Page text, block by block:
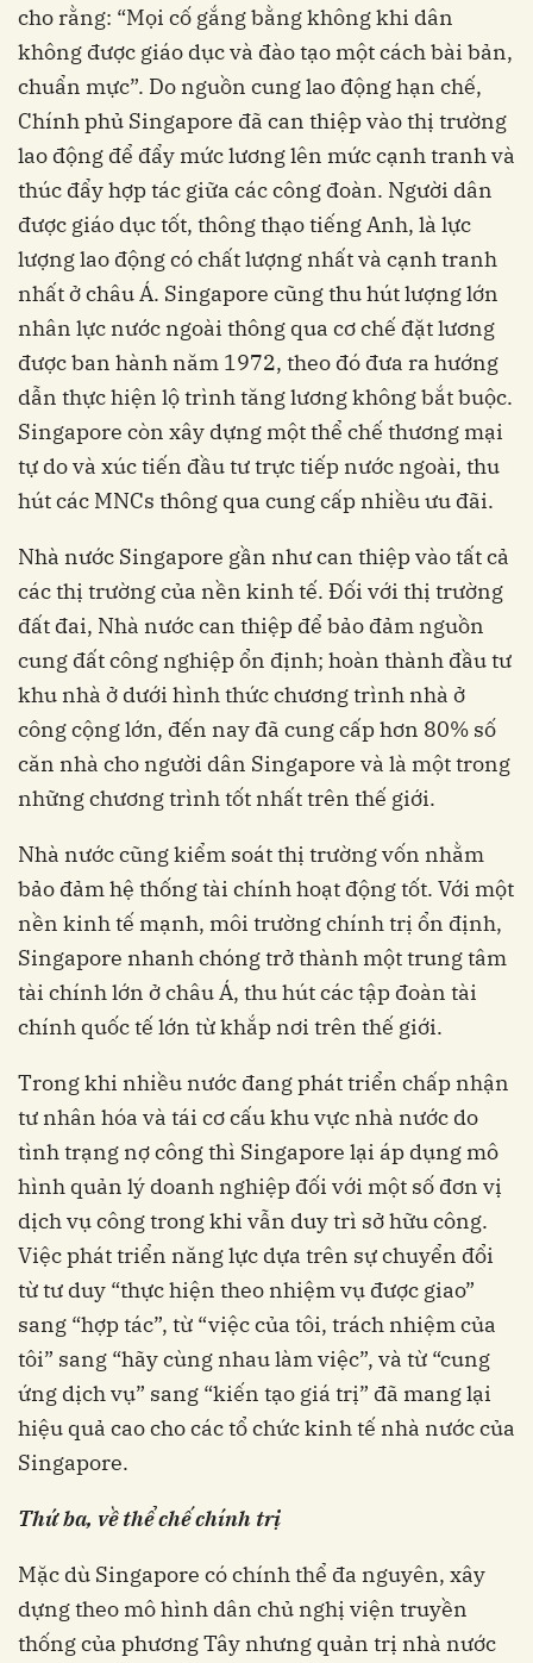
cho rằng: “Mọi cố gắng bằng không khi dân
không được giáo dục và đào tạo một cách bài bản,
chuẩn mực”. Do nguồn cung lao động hạn chế,
Chính phủ Singapore đã can thiệp vào thị trường
lao động để đẩy mức lương lên mức cạnh tranh và
thúc đẩy hợp tác giữa các công đoàn. Người dân
được giáo dục tốt, thông thạo tiếng Anh, là lực
lượng lao động có chất lượng nhất và cạnh tranh
nhất ở châu Á. Singapore cũng thu hút lượng lớn
nhân lực nước ngoài thông qua cơ chế đặt lương
được ban hành năm 1972, theo đó đưa ra hướng
dẫn thực hiện lộ trình tăng lương không bắt buộc.
Singapore còn xây dựng một thể chế thương mại
tự do và xúc tiến đầu tư trực tiếp nước ngoài, thu
hút các MNCs thông qua cung cấp nhiều ưu đãi.
Nhà nước Singapore gần như can thiệp vào tất cả
các thị trường của nền kinh tế. Đối với thị trường
đất đai, Nhà nước can thiệp để bảo đảm nguồn
cung đất công nghiệp ổn định; hoàn thành đầu tư
khu nhà ở dưới hình thức chương trình nhà ở
công cộng lớn, đến nay đã cung cấp hơn 80% số
căn nhà cho người dân Singapore và là một trong
những chương trình tốt nhất trên thế giới.
Nhà nước cũng kiểm soát thị trường vốn nhằm
bảo đảm hệ thống tài chính hoạt động tốt. Với một
nền kinh tế mạnh, môi trường chính trị ổn định,
Singapore nhanh chóng trở thành một trung tâm
tài chính lớn ở châu Á, thu hút các tập đoàn tài
chính quốc tế lớn từ khắp nơi trên thế giới.
Trong khi nhiều nước đang phát triển chấp nhận
tư nhân hóa và tái cơ cấu khu vực nhà nước do
tình trạng nợ công thì Singapore lại áp dụng mô
hình quản lý doanh nghiệp đối với một số đơn vị
dịch vụ công trong khi vẫn duy trì sở hữu công.
Việc phát triển năng lực dựa trên sự chuyển đổi
từ tư duy “thực hiện theo nhiệm vụ được giao”
sang “hợp tác”, từ “việc của tôi, trách nhiệm của
tôi” sang “hãy cùng nhau làm việc”, và từ “cung
ứng dịch vụ” sang “kiến tạo giá trị” đã mang lại
hiệu quả cao cho các tổ chức kinh tế nhà nước của
Singapore.
Thứ ba, về thể chế chính trị
Mặc dù Singapore có chính thể đa nguyên, xây
dựng theo mô hình dân chủ nghị viện truyền
thống của phương Tây nhưng quản trị nhà nước